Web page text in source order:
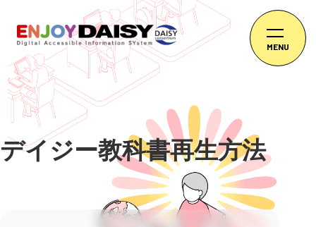
MENU
デイジー教科書再生方法